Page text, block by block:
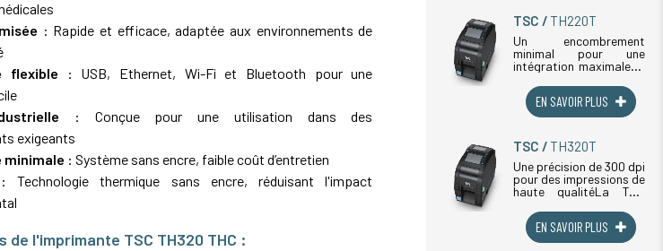
: Rapide et efficace, adaptée aux environnements de
flexible : USB, Ethernet, Wi-Fi et Bluetooth pour une
: Conçue pour une utilisation dans des
exigeants
minimale : Système sans encre, faible coût d’entretien
Technologie thermique sans encre, réduisant l'impact
de l'imprimante TSC TH320 THC :
traité antibactérien
empêche la prolifération
microbienne, (...)
TSC TH220T
Un encombrement
minimal pour une
intégration maximaleLa
étiqueteuse thermique
compacte conçue pour
les environnements
l'espace est limité mais
où les exigences de (...)
EN SAVOIR PLUS
TSC TH320T
Une précision de 300 dpi
pour des impressions de
haute qualitéLa TSC
imprimante thermique
de haute qualité qui
offre une résolution de
EN SAVOIR PLUS